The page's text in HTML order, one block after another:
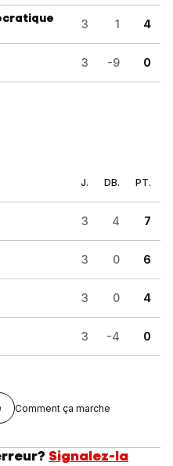
3 1 4
3 -9 0
J. DB. PT.
3 4 7
3 0 6
3 0 4
3 -4 0
Comment ça marche
Signalez-la